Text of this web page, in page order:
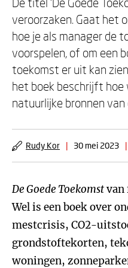
veroorzaken. Gaat het
hoe je als manager de
voorspelen, of om een
toekomst er uit kan
het boek beschrijft hoe
natuurlijke bronnen van
Rudy Kor | 30 mei 2023 |
De Goede Toekomstvan
Wel is een boek over
mestcrisis, CO2-
grondstoftekorten,
woningen,